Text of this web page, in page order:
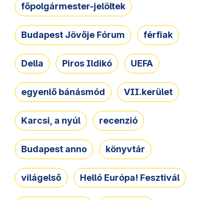
főpolgármester-jelöltek
Budapest Jövője Fórum férfiak
Della Piros Ildikó UEFA
egyenlő bánásmód VII.kerület
Karcsi, a nyúl recenzió
Budapest anno könyvtár
világelső Helló Európa! Fesztivál